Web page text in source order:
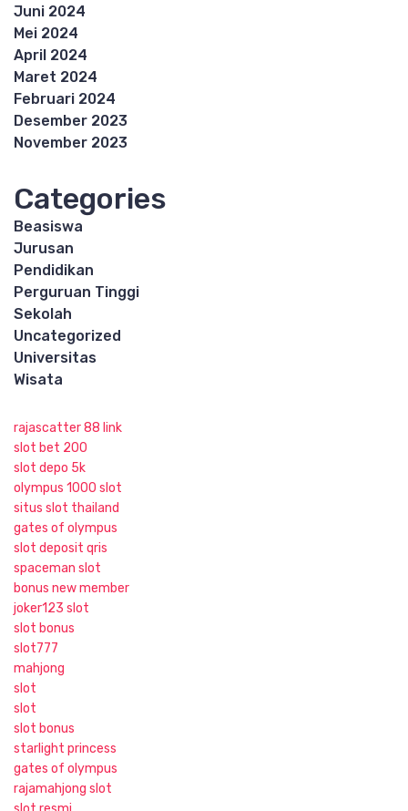
Juni 2024
Mei 2024
April 2024
Maret 2024
Februari 2024
Desember 2023
November 2023
Categories
Beasiswa
Jurusan
Pendidikan
Perguruan Tinggi
Sekolah
Uncategorized
Universitas
Wisata
rajascatter 88 link
slot bet 200
slot depo 5k
olympus 1000 slot
situs slot thailand
gates of olympus
slot deposit qris
spaceman slot
bonus new member
joker123 slot
slot bonus
slot777
mahjong
slot
slot
slot bonus
starlight princess
gates of olympus
rajamahjong slot